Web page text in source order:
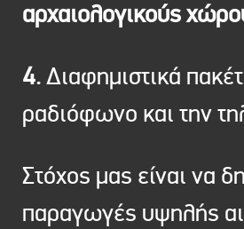
αρχαιολογικούς
4.Διαφημιστικά
ραδιόφωνο και την
Στόχος μας είναι να
παραγωγές υψηλής